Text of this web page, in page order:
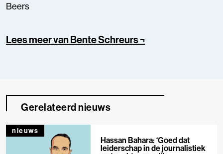
Beers
Lees meer van Bente Schreurs ¬
Gerelateerd nieuws
nieuws
Hassan Bahara: ‘Goed dat
leiderschap in de journalistiek